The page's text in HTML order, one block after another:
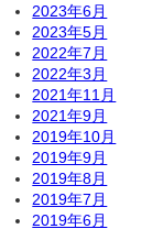
2023年6月
2023年5月
2022年7月
2022年3月
2021年11月
2021年9月
2019年10月
2019年9月
2019年8月
2019年7月
2019年6月